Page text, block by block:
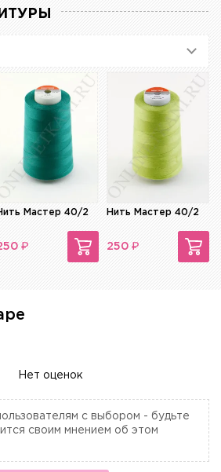
Мастер 40/2
₽
Нить Мастер 40/2
250 ₽
Нет оценок
с выбором - будьте
своим мнением об этом